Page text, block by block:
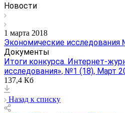
Новости
1 марта 2018
Экономические исследования
Документы
Итоги конкурса. Интернет-
исследования», №1 (18), Март
137,4 Кб
Назад к списку